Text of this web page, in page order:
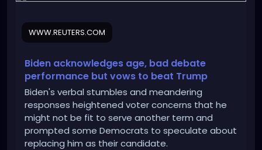
WWW.REUTERS.COM
Biden acknowledges age, bad debate
performance but vows to beat Trump
Biden's verbal stumbles and meandering
responses heightened voter concerns that he
might not be fit to serve another term and
prompted some Democrats to speculate about
replacing him as their candidate.